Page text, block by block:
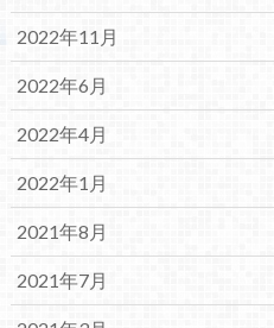
2022年11月
2022年6月
2022年4月
2022年1月
2021年8月
2021年7月